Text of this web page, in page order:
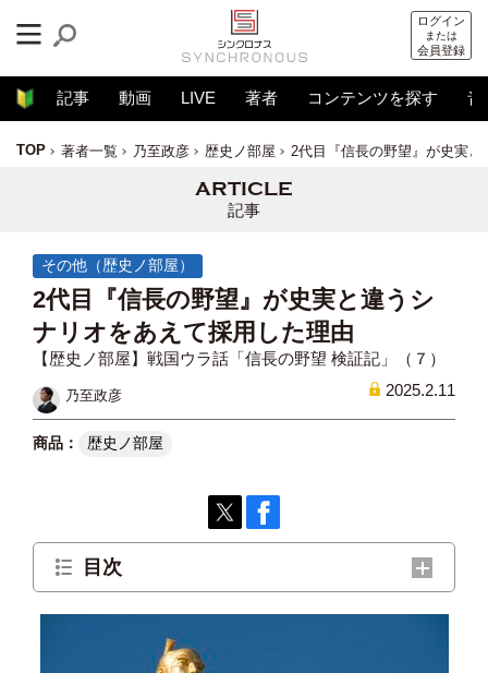
ログイン
または
会員登録
記事 動画 LIVE 著者 コンテンツを探す 音
TOP 著者一覧 乃至政彦 歴史ノ部屋 2代目『信長の野望』が史実
記事
その他（歴史ノ部屋）
2代目『信長の野望』が史実と違うシ
ナリオをあえて採用した理由
【歴史ノ部屋】戦国ウラ話「信長の野望 検証記」（７）
乃至政彦 2025.2.11
歴史ノ部屋
目次
登場する大名の不自然さ